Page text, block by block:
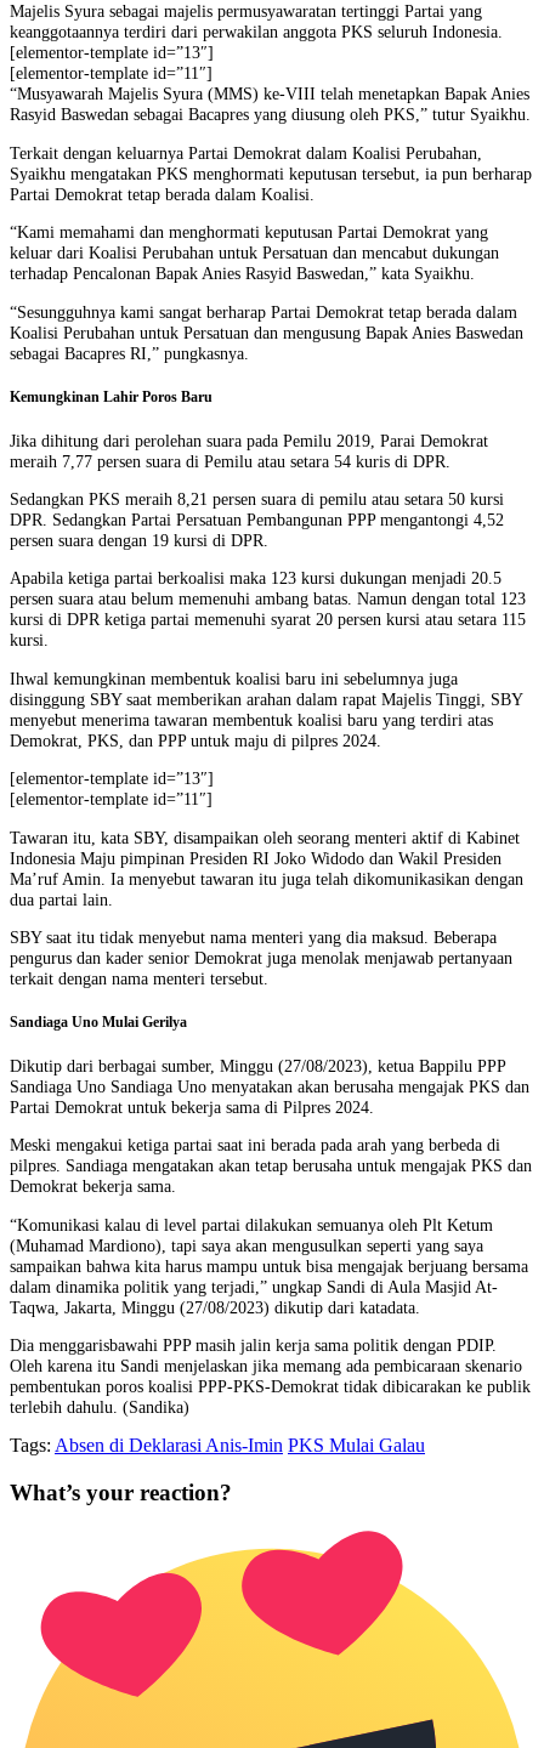
Majelis Syura sebagai majelis permusyawaratan tertinggi Partai yang
keanggotaannya terdiri dari perwakilan anggota PKS seluruh Indonesia.
[elementor-template id=”13″]
[elementor-template id=”11″]
“Musyawarah Majelis Syura (MMS) ke-VIII telah menetapkan Bapak Anies
Rasyid Baswedan sebagai Bacapres yang diusung oleh PKS,” tutur Syaikhu.
Terkait dengan keluarnya Partai Demokrat dalam Koalisi Perubahan,
Syaikhu mengatakan PKS menghormati keputusan tersebut, ia pun berharap
Partai Demokrat tetap berada dalam Koalisi.
“Kami memahami dan menghormati keputusan Partai Demokrat yang
keluar dari Koalisi Perubahan untuk Persatuan dan mencabut dukungan
terhadap Pencalonan Bapak Anies Rasyid Baswedan,” kata Syaikhu.
“Sesungguhnya kami sangat berharap Partai Demokrat tetap berada dalam
Koalisi Perubahan untuk Persatuan dan mengusung Bapak Anies Baswedan
sebagai Bacapres RI,” pungkasnya.
Kemungkinan Lahir Poros Baru
Jika dihitung dari perolehan suara pada Pemilu 2019, Parai Demokrat
meraih 7,77 persen suara di Pemilu atau setara 54 kuris di DPR.
Sedangkan PKS meraih 8,21 persen suara di pemilu atau setara 50 kursi
DPR. Sedangkan Partai Persatuan Pembangunan PPP mengantongi 4,52
persen suara dengan 19 kursi di DPR.
Apabila ketiga partai berkoalisi maka 123 kursi dukungan menjadi 20.5
persen suara atau belum memenuhi ambang batas. Namun dengan total 123
kursi di DPR ketiga partai memenuhi syarat 20 persen kursi atau setara 115
kursi.
Ihwal kemungkinan membentuk koalisi baru ini sebelumnya juga
disinggung SBY saat memberikan arahan dalam rapat Majelis Tinggi, SBY
menyebut menerima tawaran membentuk koalisi baru yang terdiri atas
Demokrat, PKS, dan PPP untuk maju di pilpres 2024.
[elementor-template id=”13″]
[elementor-template id=”11″]
Tawaran itu, kata SBY, disampaikan oleh seorang menteri aktif di Kabinet
Indonesia Maju pimpinan Presiden RI Joko Widodo dan Wakil Presiden
Ma’ruf Amin. Ia menyebut tawaran itu juga telah dikomunikasikan dengan
dua partai lain.
SBY saat itu tidak menyebut nama menteri yang dia maksud. Beberapa
pengurus dan kader senior Demokrat juga menolak menjawab pertanyaan
terkait dengan nama menteri tersebut.
Sandiaga Uno Mulai Gerilya
Dikutip dari berbagai sumber, Minggu (27/08/2023), ketua Bappilu PPP
Sandiaga Uno Sandiaga Uno menyatakan akan berusaha mengajak PKS dan
Partai Demokrat untuk bekerja sama di Pilpres 2024.
Meski mengakui ketiga partai saat ini berada pada arah yang berbeda di
pilpres. Sandiaga mengatakan akan tetap berusaha untuk mengajak PKS dan
Demokrat bekerja sama.
“Komunikasi kalau di level partai dilakukan semuanya oleh Plt Ketum
(Muhamad Mardiono), tapi saya akan mengusulkan seperti yang saya
sampaikan bahwa kita harus mampu untuk bisa mengajak berjuang bersama
dalam dinamika politik yang terjadi,” ungkap Sandi di Aula Masjid At-
Taqwa, Jakarta, Minggu (27/08/2023) dikutip dari katadata.
Dia menggarisbawahi PPP masih jalin kerja sama politik dengan PDIP.
Oleh karena itu Sandi menjelaskan jika memang ada pembicaraan skenario
pembentukan poros koalisi PPP-PKS-Demokrat tidak dibicarakan ke publik
terlebih dahulu. (Sandika)
Tags: Absen di Deklarasi Anis-Imin PKS Mulai Galau
What’s your reaction?